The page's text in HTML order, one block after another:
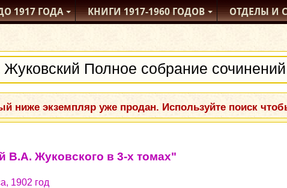
1917ГОДА КНИГИ1917-1960ГОДОВ ОТДЕЛЫИ
ниже экземпляр уже продан. Используйте поиск
В.А. Жуковского в 3-х томах"
1902 год